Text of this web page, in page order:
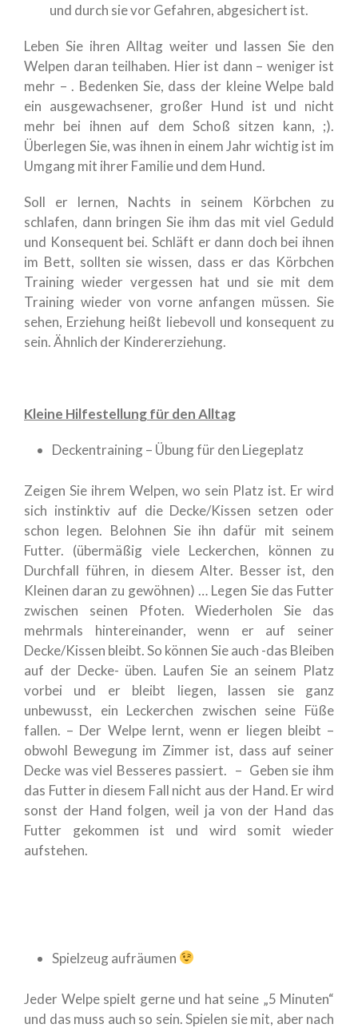
und durch sie vor Gefahren, abgesichert ist.
Leben Sie ihren Alltag weiter und lassen Sie den
Welpen daran teilhaben. Hier ist dann – weniger ist
mehr – . Bedenken Sie, dass der kleine Welpe bald
ein ausgewachsener, großer Hund ist und nicht
mehr bei ihnen auf dem Schoß sitzen kann, ;).
Überlegen Sie, was ihnen in einem Jahr wichtig ist im
Umgang mit ihrer Familie und dem Hund.
Soll er lernen, Nachts in seinem Körbchen zu
schlafen, dann bringen Sie ihm das mit viel Geduld
und Konsequent bei. Schläft er dann doch bei ihnen
im Bett, sollten sie wissen, dass er das Körbchen
Training wieder vergessen hat und sie mit dem
Training wieder von vorne anfangen müssen. Sie
sehen, Erziehung heißt liebevoll und konsequent zu
sein. Ähnlich der Kindererziehung.
Kleine Hilfestellung für den Alltag
Deckentraining – Übung für den Liegeplatz
Zeigen Sie ihrem Welpen, wo sein Platz ist. Er wird
sich instinktiv auf die Decke/Kissen setzen oder
schon legen. Belohnen Sie ihn dafür mit seinem
Futter. (übermäßig viele Leckerchen, können zu
Durchfall führen, in diesem Alter. Besser ist, den
Kleinen daran zu gewöhnen) … Legen Sie das Futter
zwischen seinen Pfoten. Wiederholen Sie das
mehrmals hintereinander, wenn er auf seiner
Decke/Kissen bleibt. So können Sie auch -das Bleiben
auf der Decke- üben. Laufen Sie an seinem Platz
vorbei und er bleibt liegen, lassen sie ganz
unbewusst, ein Leckerchen zwischen seine Füße
fallen. – Der Welpe lernt, wenn er liegen bleibt –
obwohl Bewegung im Zimmer ist, dass auf seiner
Decke was viel Besseres passiert. – Geben sie ihm
das Futter in diesem Fall nicht aus der Hand. Er wird
sonst der Hand folgen, weil ja von der Hand das
Futter gekommen ist und wird somit wieder
aufstehen.
Spielzeug aufräumen
Jeder Welpe spielt gerne und hat seine „5 Minuten“
und das muss auch so sein. Spielen sie mit, aber nach